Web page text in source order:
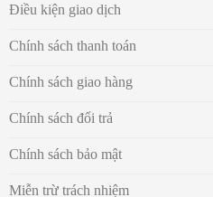
Điều kiện giao dịch
Chính sách thanh toán
Chính sách giao hàng
Chính sách đổi trả
Chính sách bảo mật
Miễn trừ trách nhiệm